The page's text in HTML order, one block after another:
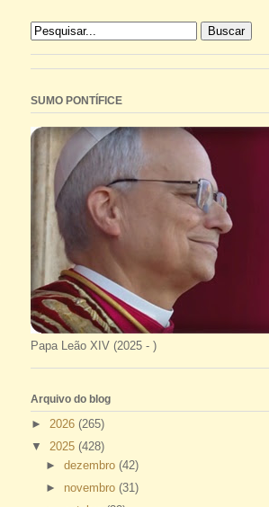
SUMO PONTÍFICE
Papa Leão XIV (2025 - )
Arquivo do blog
► 2026 (265)
▼ 2025 (428)
► dezembro (42)
► novembro (31)